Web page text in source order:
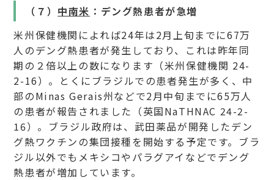
（７） 中南米 ：デング熱患者が急増
米州保健機関によれば24年は2月上旬までに67万
人のデング熱患者が発生しており、これは昨年同
期の２倍以上の数になります（米州保健機関 24-
2-16）。とくにブラジルでの患者発生が多く、中
部のMinas Gerais州などで2月中旬までに65万人
の患者が報告されました（英国NaTHNAC 24-2-
16）。ブラジル政府は、武田薬品が開発したデン
グ熱ワクチンの集団接種を開始する予定です。ブラ
ジル以外でもメキシコやパラグアイなどでデング
熱患者が増加しています。